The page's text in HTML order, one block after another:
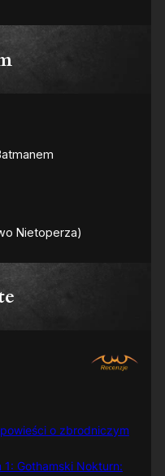
o zbrodniczym
Gothamski Nokturn: